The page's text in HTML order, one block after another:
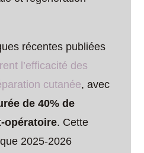
récentes publiées
l’efficacité des
cutanée, avec
de 40% de
opératoire. Cette
2025-2026